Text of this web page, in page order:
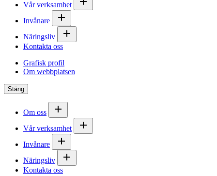
Vår verksamhet
Invånare
Näringsliv
Kontakta oss
Grafisk profil
Om webbplatsen
Stäng
Om oss
Vår verksamhet
Invånare
Näringsliv
Kontakta oss